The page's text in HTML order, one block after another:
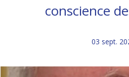
conscience
03 sept.